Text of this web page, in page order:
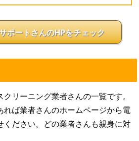
ポートさんのHPをチェック
リーニング業者さんの一覧です。
れば業者さんのホームページから電
ください。どの業者さんも親身に対